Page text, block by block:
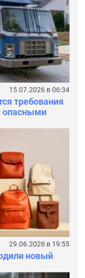
15.07.2026 в 06:34
требования
опасными
29.06.2026 в 19:55
новый